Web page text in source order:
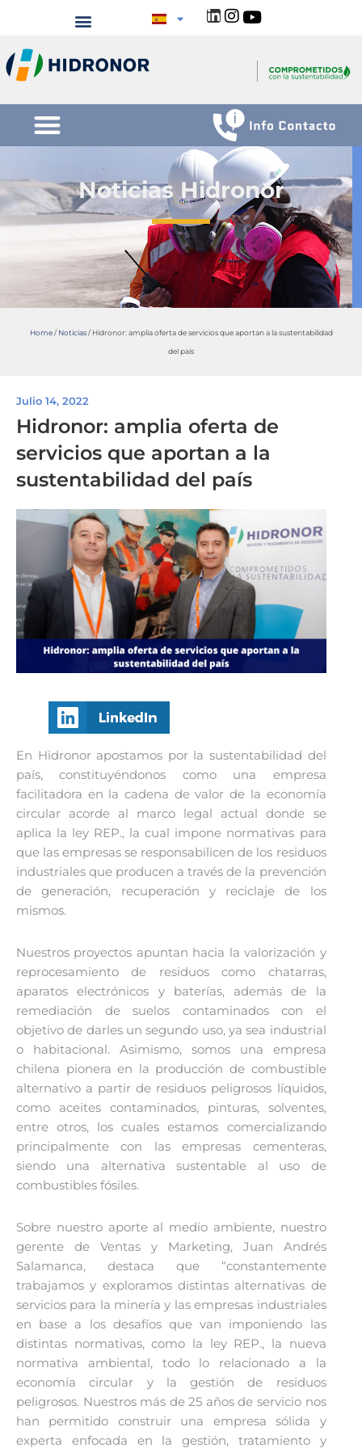
Noticias Hidronor
Home/ Noticias/ Hidronor: amplia oferta de servicios que aportan a la sustentabilidad
del país
Julio 14, 2022
Hidronor: amplia oferta de
servicios que aportan a la
sustentabilidad del país
En Hidronor apostamos por la sustentabilidad del
país, constituyéndonos como una empresa
facilitadora en la cadena de valor de la economía
circular acorde al marco legal actual donde se
aplica la ley REP., la cual impone normativas para
que las empresas se responsabilicen de los residuos
industriales que producen a través de la prevención
de generación, recuperación y reciclaje de los
mismos.
Nuestros proyectos apuntan hacia la valorización y
reprocesamiento de residuos como chatarras,
aparatos electrónicos y baterías, además de la
remediación de suelos contaminados con el
objetivo de darles un segundo uso, ya sea industrial
o habitacional. Asimismo, somos una empresa
chilena pionera en la producción de combustible
alternativo a partir de residuos peligrosos líquidos,
como aceites contaminados, pinturas, solventes,
entre otros, los cuales estamos comercializando
principalmente con las empresas cementeras,
siendo una alternativa sustentable al uso de
combustibles fósiles.
Sobre nuestro aporte al medio ambiente, nuestro
gerente de Ventas y Marketing, Juan Andrés
Salamanca, destaca que “constantemente
trabajamos y exploramos distintas alternativas de
servicios para la minería y las empresas industriales
en base a los desafíos que van imponiendo las
distintas normativas, como la ley REP., la nueva
normativa ambiental, todo lo relacionado a la
economía circular y la gestión de residuos
peligrosos. Nuestros más de 25 años de servicio nos
han permitido construir una empresa sólida y
experta enfocada en la gestión, tratamiento y